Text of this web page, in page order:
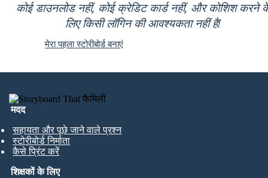
कोई डाउनलोड नहीं, कोई क्रेडिट कार्ड नहीं, और कोशिश करने
लिए किसी लॉगिन की आवश्यकता नहीं है!
मेरा पहला स्टोरीबोर्ड बनाएं
मदद
सहायता और पूछे जाने वाले प्रश्न
स्टोरीबोर्ड निर्माता
कैसे प्रिंट करें
शिक्षकों के लिए